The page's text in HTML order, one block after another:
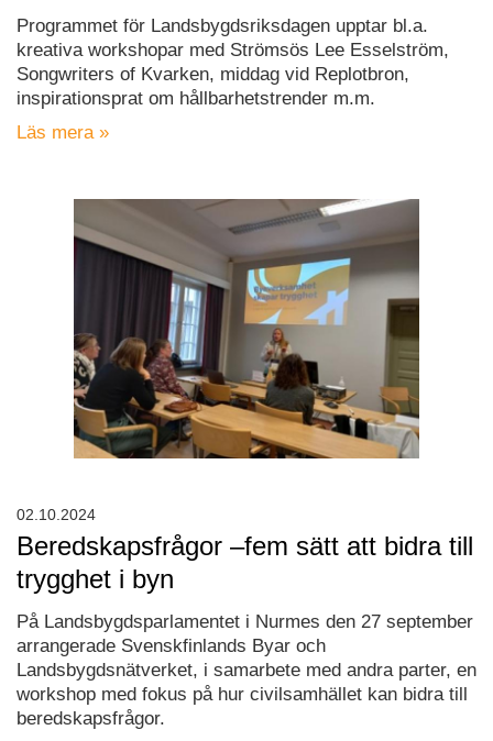
Programmet för Landsbygdsriksdagen upptar bl.a.
kreativa workshopar med Strömsös Lee Esselström,
Songwriters of Kvarken, middag vid Replotbron,
inspirationsprat om hållbarhetstrender m.m.
Läs mera »
Beredskapsfrågor –fem sätt att bidra till
trygghet i byn
På Landsbygdsparlamentet i Nurmes den 27 september
arrangerade Svenskfinlands Byar och
Landsbygdsnätverket, i samarbete med andra parter, en
workshop med fokus på hur civilsamhället kan bidra till
beredskapsfrågor.
02.10.2024